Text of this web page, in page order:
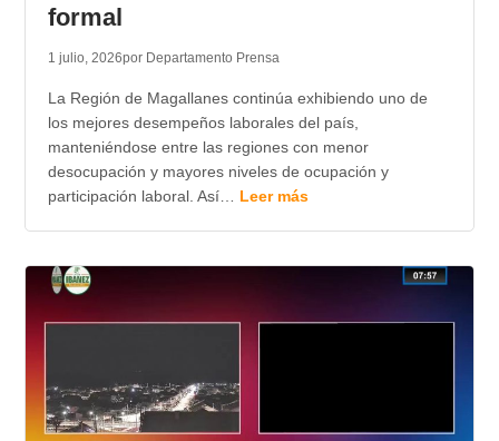
formal
1 julio, 2026por Departamento Prensa
La Región de Magallanes continúa exhibiendo uno de
los mejores desempeños laborales del país,
manteniéndose entre las regiones con menor
desocupación y mayores niveles de ocupación y
participación laboral. Así… Leer más